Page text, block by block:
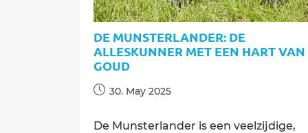
DE MUNSTERLANDER: DE
ALLESKUNNER MET EEN HART VAN
GOUD
Post30. May 2025
De Munsterlander is een veelzijdige,